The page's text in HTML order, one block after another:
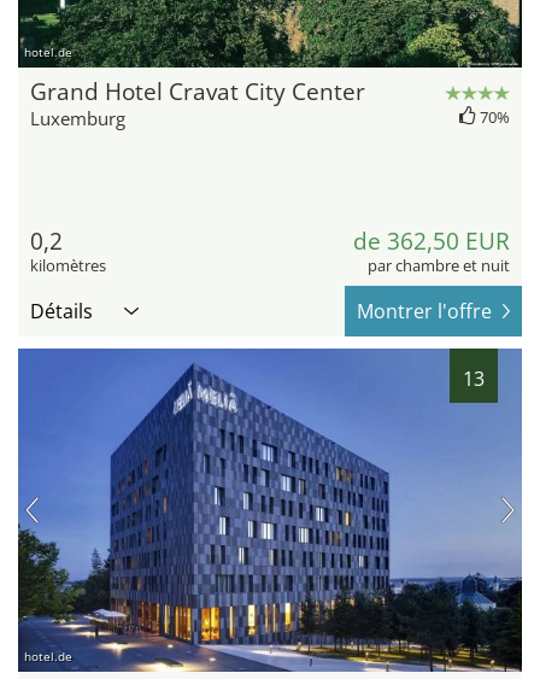
hotel.de
Grand Hotel Cravat City Center
Luxemburg 70%
0,2
kilomètres
de 362,50 EUR
par chambre et nuit
Détails Montrer l'offre
13
hotel.de